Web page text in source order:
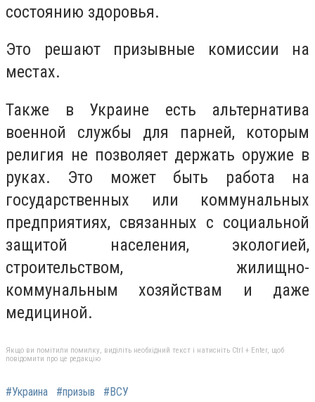
состоянию здоровья.
Это решают призывные комиссии на
местах.
Также в Украине есть альтернатива
военной службы для парней, которым
религия не позволяет держать оружие в
руках. Это может быть работа на
государственных или коммунальных
предприятиях, связанных с социальной
защитой населения, экологией,
строительством, жилищно-
коммунальным хозяйствам и даже
медициной.
Якщо ви помітили помилку, виділіть необхідний текст і натисніть Ctrl + Enter, щоб
повідомити про це редакцію
#Украина #призыв #ВСУ